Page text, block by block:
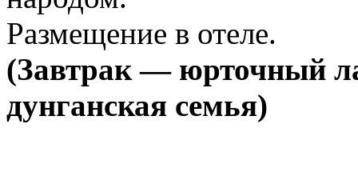
Размещение в отеле.
(Завтрак — юрточный
дунганская семья)